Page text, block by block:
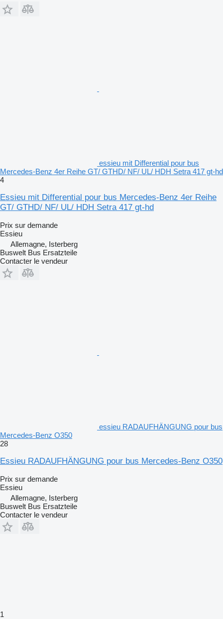
essieu mit Differential pour bus
Mercedes-Benz 4er Reihe GT/ GTHD/ NF/ UL/ HDH Setra 417 gt-hd
4
Essieu mit Differential pour bus Mercedes-Benz 4er Reihe
GT/ GTHD/ NF/ UL/ HDH Setra 417 gt-hd
Prix sur demande
Essieu
Allemagne, Isterberg
Buswelt Bus Ersatzteile
Contacter le vendeur
essieu RADAUFHÄNGUNG pour bus
Mercedes-Benz O350
28
Essieu RADAUFHÄNGUNG pour bus Mercedes-Benz O350
Prix sur demande
Essieu
Allemagne, Isterberg
Buswelt Bus Ersatzteile
Contacter le vendeur
1